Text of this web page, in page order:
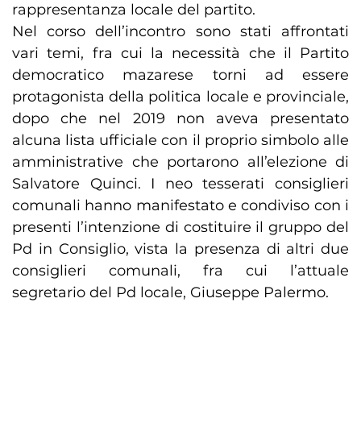
rappresentanza locale del partito.
Nel corso dell’incontro sono stati affrontati
vari temi, fra cui la necessità che il Partito
democratico mazarese torni ad essere
protagonista della politica locale e provinciale,
dopo che nel 2019 non aveva presentato
alcuna lista ufficiale con il proprio simbolo alle
amministrative che portarono all’elezione di
Salvatore Quinci. I neo tesserati consiglieri
comunali hanno manifestato e condiviso con i
presenti l’intenzione di costituire il gruppo del
Pd in Consiglio, vista la presenza di altri due
consiglieri comunali, fra cui l’attuale
segretario del Pd locale, Giuseppe Palermo.